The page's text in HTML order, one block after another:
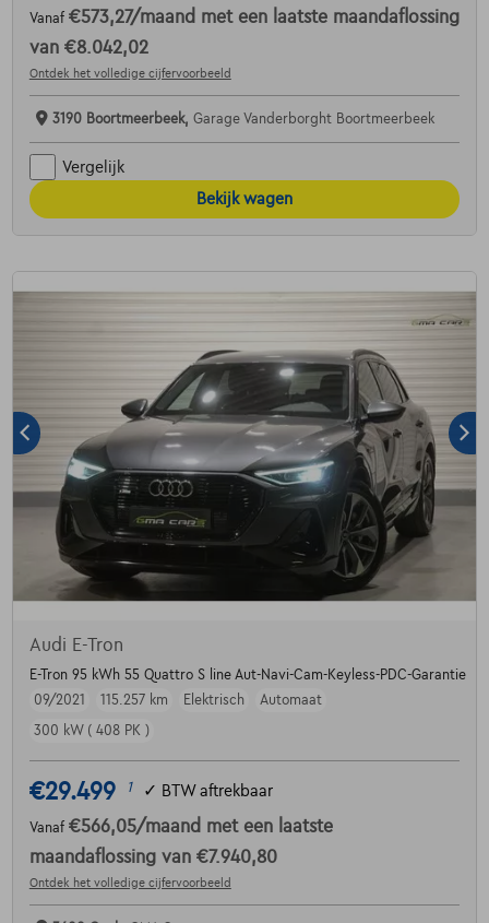
Vanaf €573,27/maand met een laatste maandaflossing
van €8.042,02
Ontdek het volledige cijfervoorbeeld
3190 Boortmeerbeek, Garage Vanderborght Boortmeerbeek
Vergelijk
Bekijk wagen
Audi E-Tron
E-Tron 95 kWh 55 Quattro S line Aut-Navi-Cam-Keyless-PDC-Garantie
09/2021
115.257 km Elektrisch
Automaat
300 kW ( 408 PK )
€29.499 1 ✓ BTW aftrekbaar
Vanaf €566,05/maand met een laatste
maandaflossing van €7.940,80
Ontdek het volledige cijfervoorbeeld